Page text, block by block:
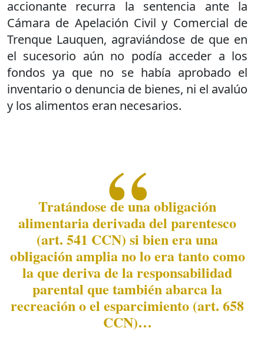
accionante recurra la sentencia ante la
Cámara de Apelación Civil y Comercial de
Trenque Lauquen, agraviándose de que en
el sucesorio aún no podía acceder a los
fondos ya que no se había aprobado el
inventario o denuncia de bienes, ni el avalúo
y los alimentos eran necesarios.
Tratándose de una obligación
alimentaria derivada del parentesco
(art. 541 CCN) si bien era una
obligación amplia no lo era tanto como
la que deriva de la responsabilidad
parental que también abarca la
recreación o el esparcimiento (art. 658
CCN)…